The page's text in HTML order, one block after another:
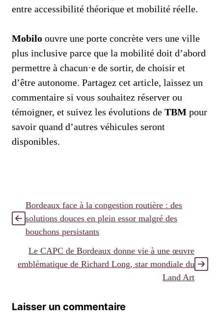
entre accessibilité théorique et mobilité réelle.
Mobilo ouvre une porte concrète vers une ville
plus inclusive parce que la mobilité doit d’abord
permettre à chacun·e de sortir, de choisir et
d’être autonome. Partagez cet article, laissez un
commentaire si vous souhaitez réserver ou
témoigner, et suivez les évolutions de TBM pour
savoir quand d’autres véhicules seront
disponibles.
Bordeaux face à la congestion routière : des
solutions douces en plein essor malgré des
bouchons persistants
Le CAPC de Bordeaux donne vie à une œuvre
emblématique de Richard Long, star mondiale du
Land Art
Laisser un commentaire